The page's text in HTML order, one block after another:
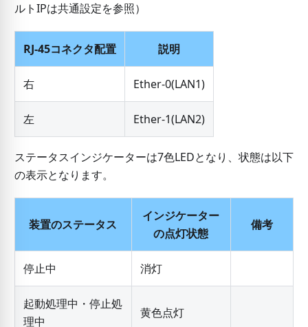
ルトIPは共通設定を参照）
RJ-45コネクタ配置 説明
右 Ether-0(LAN1)
左 Ether-1(LAN2)
ステータスインジケーターは7色LEDとなり、状態は以下
の表示となります。
装置のステータス
インジケーター
の点灯状態
備考
停止中 消灯
起動処理中・停止処
理中
黄色点灯